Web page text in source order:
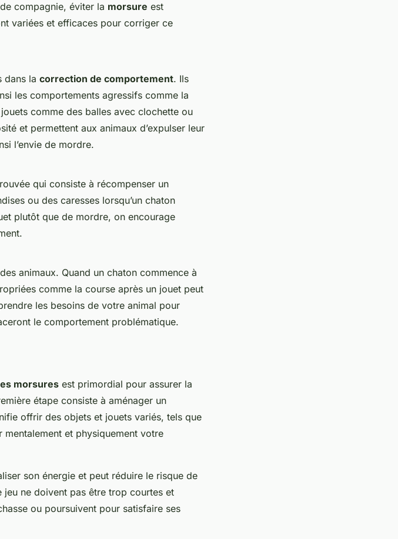
compagnie, éviter la morsure est
variées et efficaces pour corriger ce
dans la correction de comportement. Ils
les comportements agressifs comme la
comme des balles avec clochette ou
et permettent aux animaux d’expulser leur
l’envie de mordre.
qui consiste à récompenser un
ou des caresses lorsqu’un chaton
plutôt que de mordre, on encourage
animaux. Quand un chaton commence à
comme la course après un jouet peut
les besoins de votre animal pour
le comportement problématique.
morsures est primordial pour assurer la
étape consiste à aménager un
offrir des objets et jouets variés, tels que
et physiquement votre
son énergie et peut réduire le risque de
ne doivent pas être trop courtes et
ou poursuivent pour satisfaire ses